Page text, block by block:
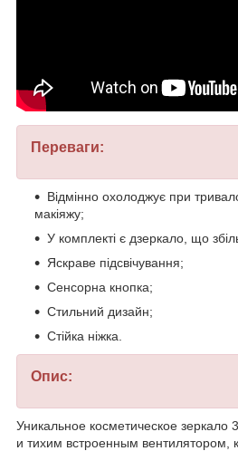
Переваги:
Відмінно охолоджує при
макіяжу;
У комплекті є дзеркало, що
Яскраве підсвічування;
Сенсорна кнопка;
Стильний дизайн;
Стійка ніжка.
Опис:
Уникальное косметическое
и тихим встроенным вентилятором,